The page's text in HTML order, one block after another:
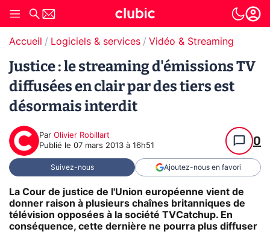
Accueil Logiciels & services Vidéo & Streaming
Justice : le streaming d'émissions TV
diffusées en clair par des tiers est
désormais interdit
Par Olivier Robillart
Publié le 07 mars 2013 à 16h51 0
Suivez-nous Ajoutez-nous en favori
La Cour de justice de l'Union européenne vient de
donner raison à plusieurs chaînes britanniques de
télévision opposées à la société TVCatchup. En
conséquence, cette dernière ne pourra plus diffuser